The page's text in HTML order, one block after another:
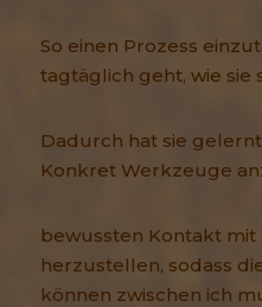
So einen Prozess
tagtäglich geht, wie sie
Dadurch hat sie
Konkret Werkzeuge
bewussten Kontakt mit
herzustellen, sodass
können zwischen ich